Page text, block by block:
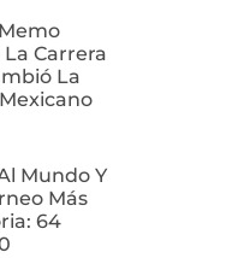
Carrera
La
Mundo Y
Más
64